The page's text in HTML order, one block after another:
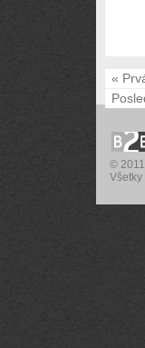
«
©
Všetky